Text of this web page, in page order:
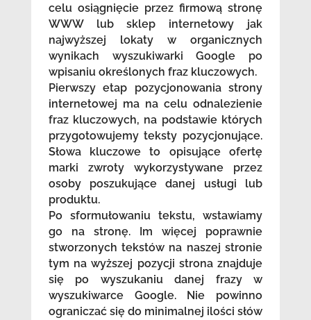
celu osiągnięcie przez firmową stronę
WWW lub sklep internetowy jak
najwyższej lokaty w organicznych
wynikach wyszukiwarki Google po
wpisaniu określonych fraz kluczowych.
Pierwszy etap pozycjonowania strony
internetowej ma na celu odnalezienie
fraz kluczowych, na podstawie których
przygotowujemy teksty pozycjonujące.
Słowa kluczowe to opisujące ofertę
marki zwroty wykorzystywane przez
osoby poszukujące danej usługi lub
produktu.
Po sformułowaniu tekstu, wstawiamy
go na stronę. Im więcej poprawnie
stworzonych tekstów na naszej stronie
tym na wyższej pozycji strona znajduje
się po wyszukaniu danej frazy w
wyszukiwarce Google. Nie powinno
ograniczać się do minimalnej ilości słów